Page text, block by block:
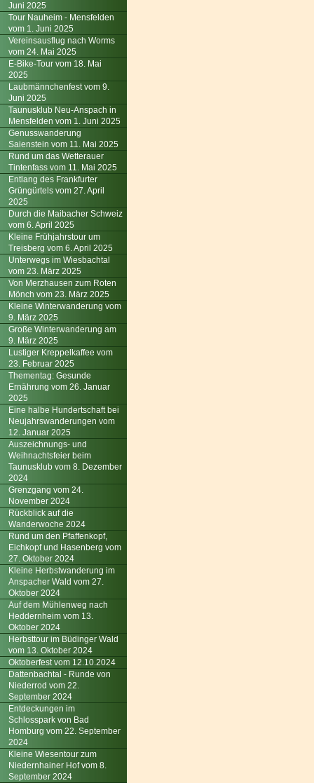
Juni 2025
Tour Nauheim - Mensfelden
vom 1. Juni 2025
Vereinsausflug nach Worms
vom 24. Mai 2025
E-Bike-Tour vom 18. Mai
2025
Laubmännchenfest vom 9.
Juni 2025
Taunusklub Neu-Anspach in
Mensfelden vom 1. Juni 2025
Genusswanderung
Saienstein vom 11. Mai 2025
Rund um das Wetterauer
Tintenfass vom 11. Mai 2025
Entlang des Frankfurter
Grüngürtels vom 27. April
2025
Durch die Maibacher Schweiz
vom 6. April 2025
Kleine Frühjahrstour um
Treisberg vom 6. April 2025
Unterwegs im Wiesbachtal
vom 23. März 2025
Von Merzhausen zum Roten
Mönch vom 23. März 2025
Kleine Winterwanderung vom
9. März 2025
Große Winterwanderung am
9. März 2025
Lustiger Kreppelkaffee vom
23. Februar 2025
Thementag: Gesunde
Ernährung vom 26. Januar
2025
Eine halbe Hundertschaft bei
Neujahrswanderungen vom
12. Januar 2025
Auszeichnungs- und
Weihnachtsfeier beim
Taunusklub vom 8. Dezember
2024
Grenzgang vom 24.
November 2024
Rückblick auf die
Wanderwoche 2024
Rund um den Pfaffenkopf,
Eichkopf und Hasenberg vom
27. Oktober 2024
Kleine Herbstwanderung im
Anspacher Wald vom 27.
Oktober 2024
Auf dem Mühlenweg nach
Heddernheim vom 13.
Oktober 2024
Herbsttour im Büdinger Wald
vom 13. Oktober 2024
Oktoberfest vom 12.10.2024
Dattenbachtal - Runde von
Niederrod vom 22.
September 2024
Entdeckungen im
Schlosspark von Bad
Homburg vom 22. September
2024
Kleine Wiesentour zum
Niedernhainer Hof vom 8.
September 2024